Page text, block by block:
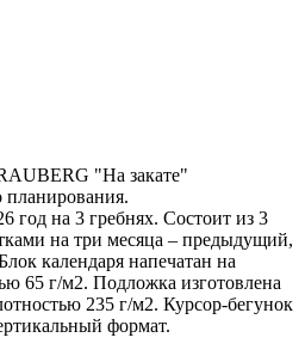
"На закате"
планирования.
год на 3 гребнях. Состоит из 3
на три месяца – предыдущий,
календаря напечатан на
65 г/м2. Подложка изготовлена
235 г/м2. Курсор-бегунок
формат.